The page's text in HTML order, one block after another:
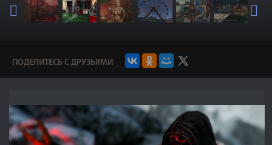
ПОДЕЛИТЕСЬ С ДРУЗЬЯМИ